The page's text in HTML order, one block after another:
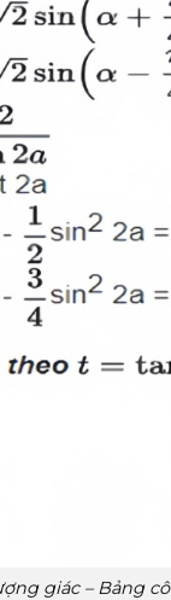
giác – Bảng